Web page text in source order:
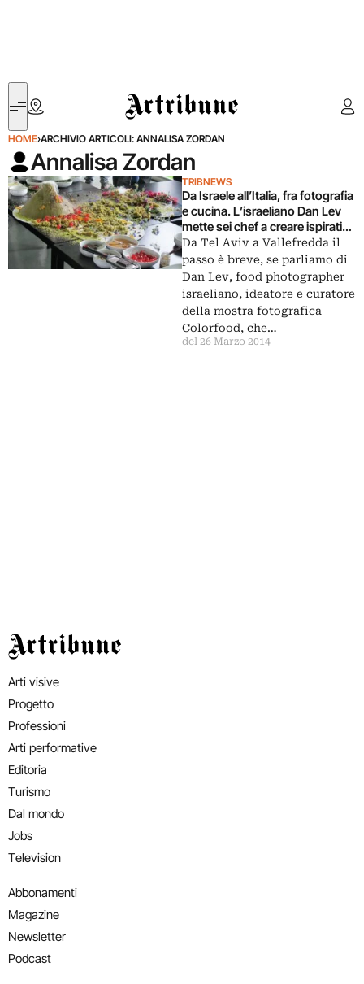
Artribune
HOME›ARCHIVIO ARTICOLI: ANNALISA ZORDAN
Annalisa Zordan
TRIBNEWS
Da Israele all’Italia, fra fotografia
e cucina. L’israeliano Dan Lev
mette sei chef a creare ispirati
da un’immagine simbolo:
accade al Resort Vallefredda di
Antonello Colonna
Da Tel Aviv a Vallefredda il
passo è breve, se parliamo di
Dan Lev, food photographer
israeliano, ideatore e curatore
della mostra fotografica
Colorfood, che…
del 26 Marzo 2014
Artribune
Arti visive
Progetto
Professioni
Arti performative
Editoria
Turismo
Dal mondo
Jobs
Television
Abbonamenti
Magazine
Newsletter
Podcast